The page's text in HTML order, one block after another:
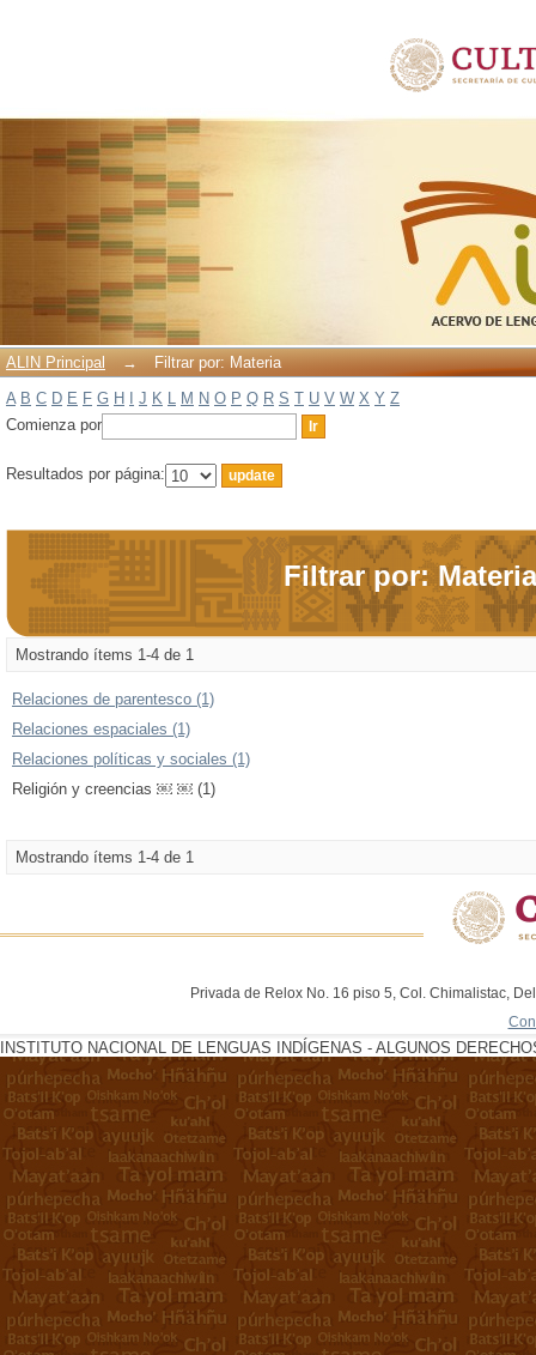
ALIN Principal →
Filtrar por: Materia
A B C D E F G H J K L M N O P Q R S T U V W X Y Z
Comienza por
Resultados por página:
Filtrar por: Materia
Mostrando ítems 1-4 de 1
Relaciones de parentesco (1)
Relaciones espaciales (1)
Relaciones políticas y sociales (1)
Religión y creencias ￼ ￼ (1)
Mostrando ítems 1-4 de 1
Privada de Relox No. 16 piso 5, Col. Chimalistac,
INSTITUTO NACIONAL DE LENGUAS INDÍGENAS - ALGUNOS